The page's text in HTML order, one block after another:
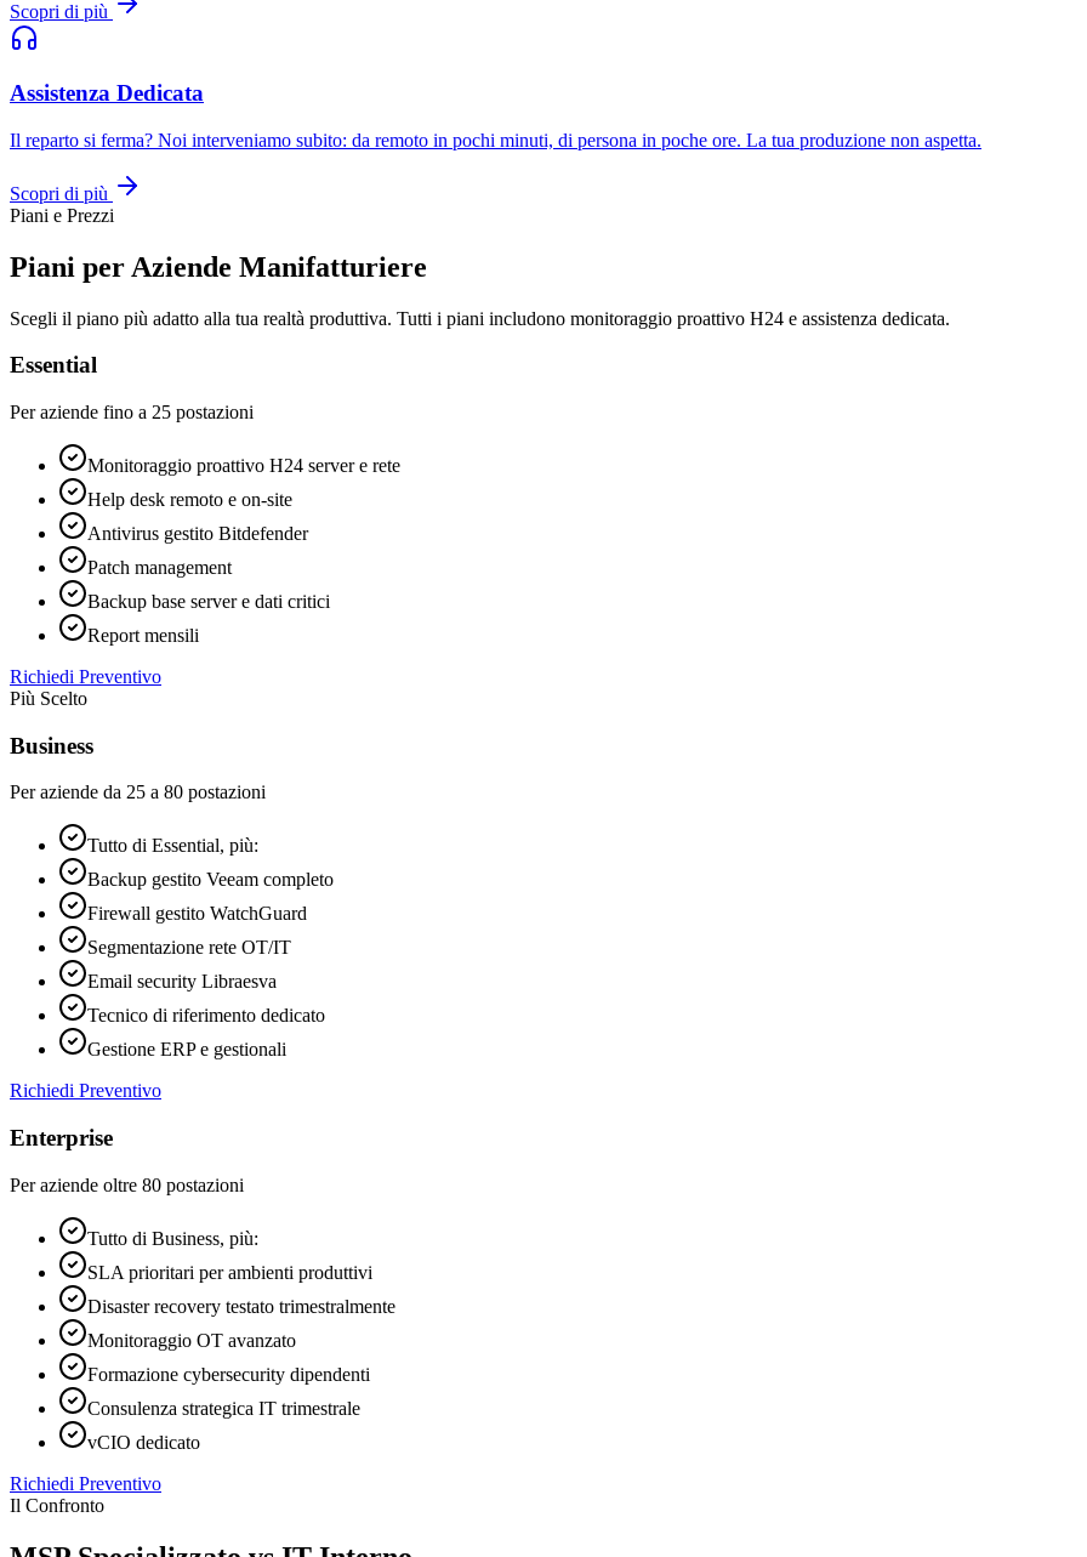
Scopri di più
Assistenza Dedicata
Il reparto si ferma? Noi interveniamo subito: da remoto in pochi minuti, di persona in poche ore. La tua produzione non aspetta.
Scopri di più
Piani e Prezzi
Piani per Aziende Manifatturiere
Scegli il piano più adatto alla tua realtà produttiva. Tutti i piani includono monitoraggio proattivo H24 e assistenza dedicata.
Essential
Per aziende fino a 25 postazioni
Monitoraggio proattivo H24 server e rete
Help desk remoto e on-site
Antivirus gestito Bitdefender
Patch management
Backup base server e dati critici
Report mensili
Richiedi Preventivo
Più Scelto
Business
Per aziende da 25 a 80 postazioni
Tutto di Essential, più:
Backup gestito Veeam completo
Firewall gestito WatchGuard
Segmentazione rete OT/IT
Email security Libraesva
Tecnico di riferimento dedicato
Gestione ERP e gestionali
Richiedi Preventivo
Enterprise
Per aziende oltre 80 postazioni
Tutto di Business, più:
SLA prioritari per ambienti produttivi
Disaster recovery testato trimestralmente
Monitoraggio OT avanzato
Formazione cybersecurity dipendenti
Consulenza strategica IT trimestrale
vCIO dedicato
Richiedi Preventivo
Il Confronto